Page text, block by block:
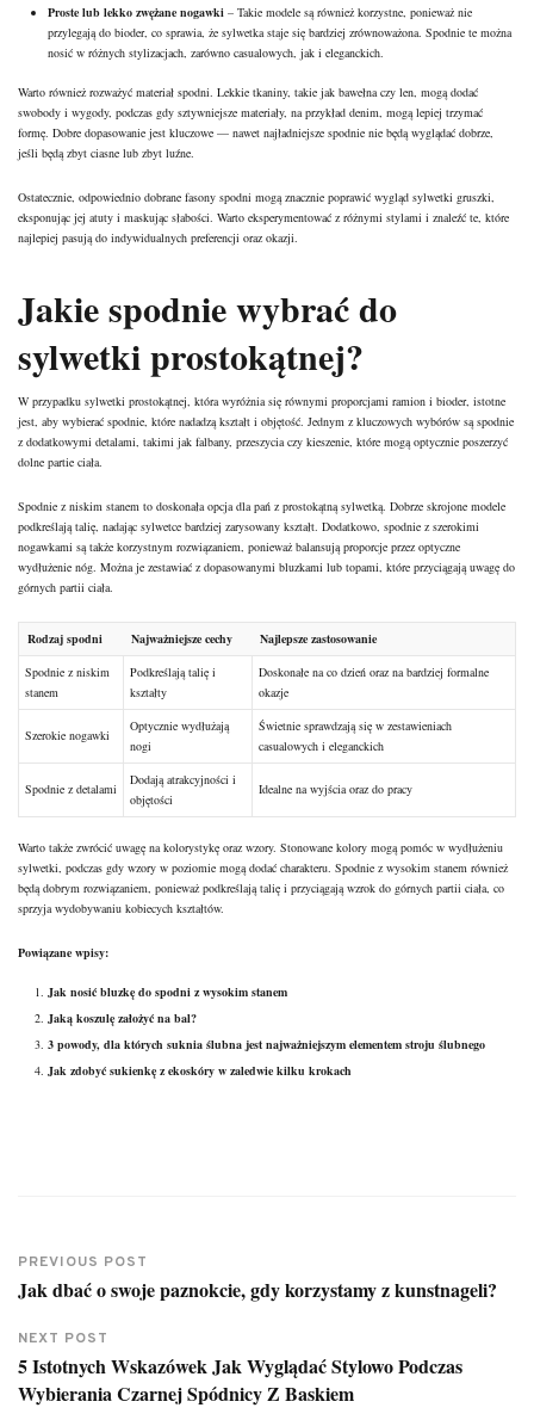
Proste lub lekko zwężane nogawki – Takie modele są również korzystne, ponieważ nie
przylegają do bioder, co sprawia, że sylwetka staje się bardziej zrównoważona. Spodnie te można
nosić w różnych stylizacjach, zarówno casualowych, jak i eleganckich.
Warto również rozważyć materiał spodni. Lekkie tkaniny, takie jak bawełna czy len, mogą dodać
swobody i wygody, podczas gdy sztywniejsze materiały, na przykład denim, mogą lepiej trzymać
formę. Dobre dopasowanie jest kluczowe — nawet najładniejsze spodnie nie będą wyglądać dobrze,
jeśli będą zbyt ciasne lub zbyt luźne.
Ostatecznie, odpowiednio dobrane fasony spodni mogą znacznie poprawić wygląd sylwetki gruszki,
eksponując jej atuty i maskując słabości. Warto eksperymentować z różnymi stylami i znaleźć te, które
najlepiej pasują do indywidualnych preferencji oraz okazji.
Jakie spodnie wybrać do
sylwetki prostokątnej?
W przypadku sylwetki prostokątnej, która wyróżnia się równymi proporcjami ramion i bioder, istotne
jest, aby wybierać spodnie, które nadadzą kształt i objętość. Jednym z kluczowych wybórów są spodnie
z dodatkowymi detalami, takimi jak falbany, przeszycia czy kieszenie, które mogą optycznie poszerzyć
dolne partie ciała.
Spodnie z niskim stanem to doskonała opcja dla pań z prostokątną sylwetką. Dobrze skrojone modele
podkreślają talię, nadając sylwetce bardziej zarysowany kształt. Dodatkowo, spodnie z szerokimi
nogawkami są także korzystnym rozwiązaniem, ponieważ balansują proporcje przez optyczne
wydłużenie nóg. Można je zestawiać z dopasowanymi bluzkami lub topami, które przyciągają uwagę do
górnych partii ciała.
Rodzaj spodni Najważniejsze cechy
Najlepsze zastosowanie
Spodnie z niskim
stanem
Podkreślają talię i
kształty
Doskonałe na co dzień oraz na bardziej formalne
okazje
Szerokie nogawki
Optycznie wydłużają
nogi
Świetnie sprawdzają się w zestawieniach
casualowych i eleganckich
Spodnie z detalami
Dodają atrakcyjności i
objętości
Idealne na wyjścia oraz do pracy
Warto także zwrócić uwagę nakolorystykę oraz wzory. Stonowane kolory mogą pomóc w wydłużeniu
sylwetki, podczas gdy wzory w poziomie mogą dodać charakteru. Spodnie z wysokim stanem również
będą dobrym rozwiązaniem, ponieważ podkreślają talię i przyciągają wzrok do górnych partii ciała, co
sprzyja wydobywaniu kobiecych kształtów.
Powiązane wpisy:
Jak nosić bluzkę do spodni z wysokim stanem
Jaką koszulę założyć na bal?
3 powody, dla których suknia ślubna jest najważniejszym elementem stroju ślubnego
Jak zdobyć sukienkę z ekoskóry w zaledwie kilku krokach
PREVIOUS POST
Jak dbać o swoje paznokcie, gdy korzystamy z kunstnageli?
NEXT POST
5 Istotnych Wskazówek Jak Wyglądać Stylowo Podczas
Wybierania Czarnej Spódnicy Z Baskiem